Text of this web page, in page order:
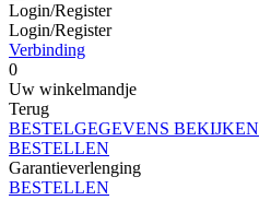
Login/Register
Login/Register
Verbinding
0
Uw winkelmandje
Terug
BESTELGEGEVENS BEKIJKEN
BESTELLEN
Garantieverlenging
BESTELLEN